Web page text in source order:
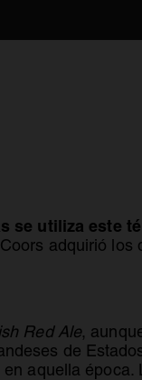
se utiliza este
adquirió los
Red Ale,
de
aquella época.